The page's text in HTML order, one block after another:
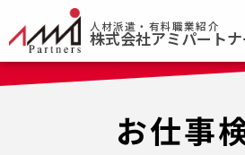
人材派遣・有料職業紹介
株式会社アミパート
お仕事